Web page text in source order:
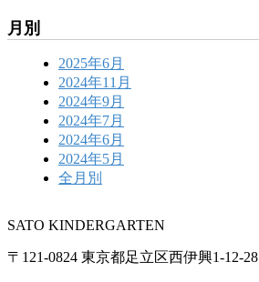
月別
2025年6月
2024年11月
2024年9月
2024年7月
2024年6月
2024年5月
全月別
SATO KINDERGARTEN
〒121-0824 東京都足立区西伊興1-12-28